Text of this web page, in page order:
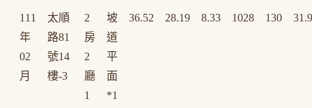
111
年
02
月
太順
路81
號14
樓-3
2
房
2
廳
1
坡
道
平
面
*1
36.52 28.19 8.33 1028 130 31.9